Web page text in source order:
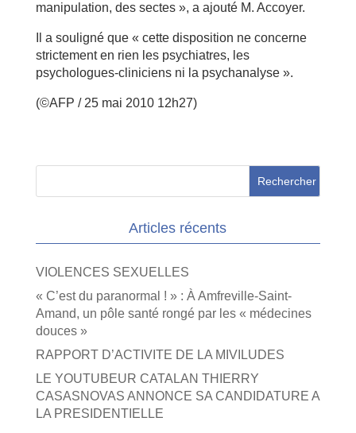
manipulation, des sectes », a ajouté M. Accoyer.
Il a souligné que « cette disposition ne concerne
strictement en rien les psychiatres, les
psychologues-cliniciens ni la psychanalyse ».
(©AFP / 25 mai 2010 12h27)
Articles récents
VIOLENCES SEXUELLES
« C’est du paranormal ! » : À Amfreville-Saint-
Amand, un pôle santé rongé par les « médecines
douces »
RAPPORT D’ACTIVITE DE LA MIVILUDES
LE YOUTUBEUR CATALAN THIERRY
CASASNOVAS ANNONCE SA CANDIDATURE A
LA PRESIDENTIELLE